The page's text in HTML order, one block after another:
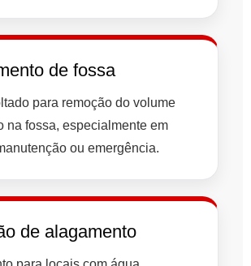
de fossa
para remoção do volume
na fossa, especialmente em
ou emergência.
de alagamento